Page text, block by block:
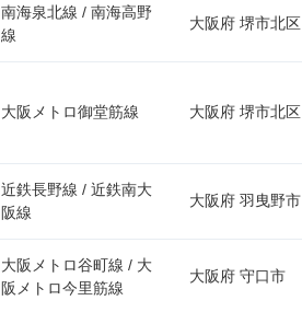
南海泉北線 / 南海高野
線
大阪府 堺市北区
大阪メトロ御堂筋線 大阪府 堺市北区
近鉄長野線 / 近鉄南大
阪線
大阪府 羽曳野市
大阪メトロ谷町線 / 大
阪メトロ今里筋線
大阪府 守口市